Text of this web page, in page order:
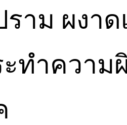
ราม ผงา
ะทำความ